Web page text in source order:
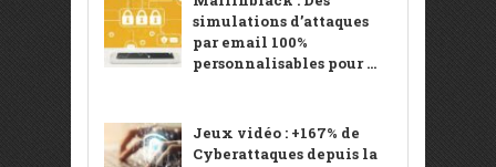
simulations d’attaques
par email 100%
personnalisables pour ...
Jeux vidéo : +167% de
Cyberattaques depuis la